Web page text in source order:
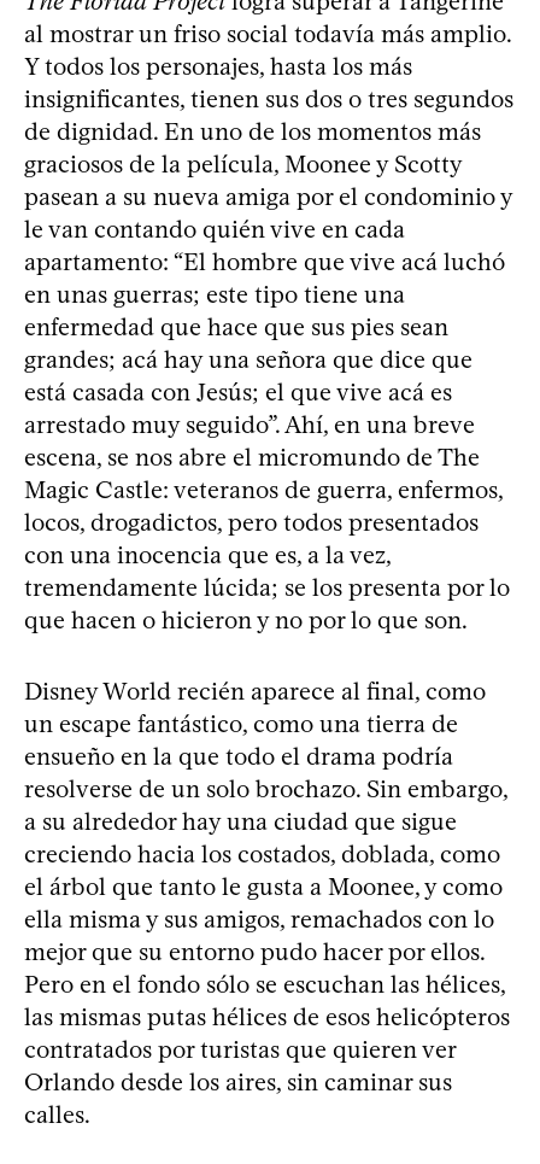
al mostrar un friso social todavía más amplio.
Y todos los personajes, hasta los más
insignificantes, tienen sus dos o tres segundos
de dignidad. En uno de los momentos más
graciosos de la película, Moonee y Scotty
pasean a su nueva amiga por el condominio y
le van contando quién vive en cada
apartamento: “El hombre que vive acá luchó
en unas guerras; este tipo tiene una
enfermedad que hace que sus pies sean
grandes; acá hay una señora que dice que
está casada con Jesús; el que vive acá es
arrestado muy seguido”. Ahí, en una breve
escena, se nos abre el micromundo de The
Magic Castle: veteranos de guerra, enfermos,
locos, drogadictos, pero todos presentados
con una inocencia que es, a la vez,
tremendamente lúcida; se los presenta por lo
que hacen o hicieron y no por lo que son.
Disney World recién aparece al final, como
un escape fantástico, como una tierra de
ensueño en la que todo el drama podría
resolverse de un solo brochazo. Sin embargo,
a su alrededor hay una ciudad que sigue
creciendo hacia los costados, doblada, como
el árbol que tanto le gusta a Moonee, y como
ella misma y sus amigos, remachados con lo
mejor que su entorno pudo hacer por ellos.
Pero en el fondo sólo se escuchan las hélices,
las mismas putas hélices de esos helicópteros
contratados por turistas que quieren ver
Orlando desde los aires, sin caminar sus
calles.